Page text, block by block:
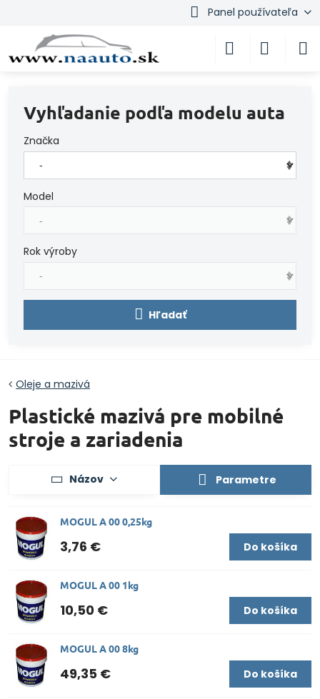
Panel používateľa
Vyhľadanie podľa modelu auta
Značka
Model
Rok výroby
Hľadať
Oleje a mazivá
Plastické mazivá pre mobilné
stroje a zariadenia
Názov Parametre
MOGUL A 00 0,25kg
3,76 € Do košíka
MOGUL A 00 1kg
10,50 € Do košíka
MOGUL A 00 8kg
49,35 € Do košíka